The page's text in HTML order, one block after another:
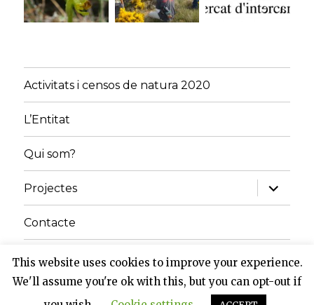
Activitats i censos de natura 2020
L’Entitat
Qui som?
Projectes
amplia
el
menú
Contacte
Inici
Grup de Natura del Solsonès Gràcies al WordPress
This website uses cookies to improve your experience.
We'll assume you're ok with this, but you can opt-out if